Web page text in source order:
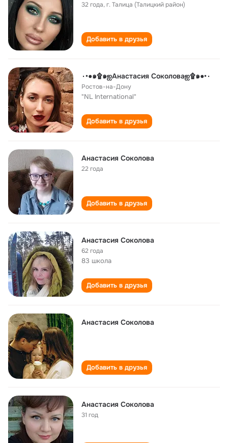
32 года,г. Талица (Талицкий район)
Добавить в друзья
٠•●๑۩๑ஐАнастасия Соколоваஐ۩๑●•٠
Ростов-на-Дону
"NL International"
Добавить в друзья
Анастасия Соколова
22 года
Добавить в друзья
Анастасия Соколова
62 года
83 школа
Добавить в друзья
Анастасия Соколова
Добавить в друзья
Анастасия Соколова
31 год